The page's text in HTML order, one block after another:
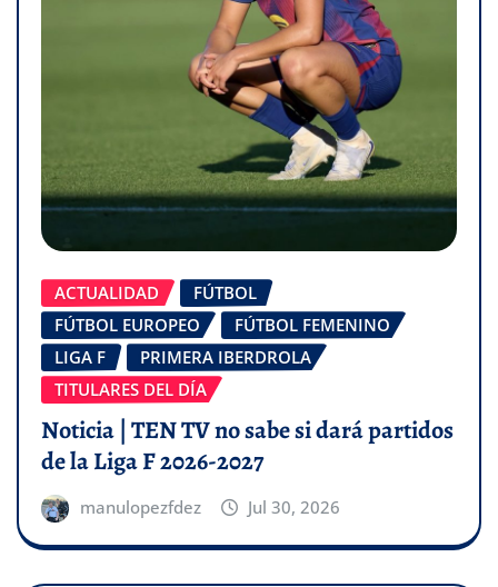
ACTUALIDAD
FÚTBOL
FÚTBOL EUROPEO
FÚTBOL FEMENINO
LIGA F
PRIMERA IBERDROLA
TITULARES DEL DÍA
Noticia | TEN TV no sabe si dará partidos
de la Liga F 2026-2027
manulopezfdez Jul 30, 2026